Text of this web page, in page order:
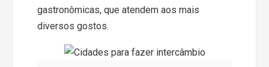
gastronômicas, que atendem aos mais
diversos gostos.